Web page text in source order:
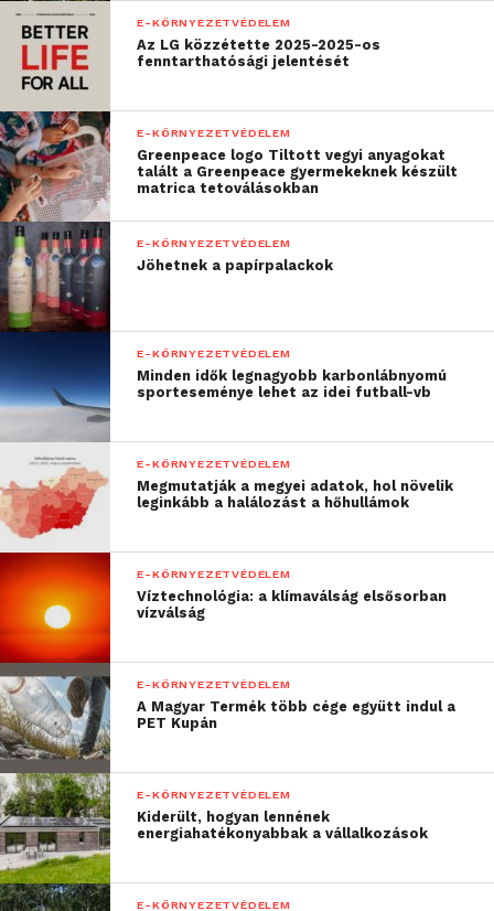
„Innovatív képességeink
lehetővé teszik
számunkra, hogy új és
még fenntarthatóbb
megoldások felé
nyissunk. Ez mindenre
kiterjed, az anyagaink
eredetétől és
beszerzésétől a
gumiabroncsok
újrafelhasználásáig és
újrahasznosításáig.”
A Continental szabványos személygépkocsi-
abroncsaiban már ma is nagyjából 15-20 százalékban
megújuló vagy újrahasznosított anyagokat
használnak. A fenntartható anyagok arányának
további növelése, illetve az értékes erőforrások
megőrzése érdekében a Continental folyamatosan
elemzi és felülvizsgálja az abroncsgyártásban
használt valamennyi nyersanyagot.
E-KÖRNYEZETVÉDELEM
Az LG közzétette 2025-2025-os
fenntarthatósági jelentését
E-KÖRNYEZETVÉDELEM
Greenpeace logo Tiltott vegyi anyagokat
talált a Greenpeace gyermekeknek készült
matrica tetoválásokban
E-KÖRNYEZETVÉDELEM
Jöhetnek a papírpalackok
E-KÖRNYEZETVÉDELEM
Minden idők legnagyobb karbonlábnyomú
sporteseménye lehet az idei futball-vb
E-KÖRNYEZETVÉDELEM
Megmutatják a megyei adatok, hol növelik
leginkább a halálozást a hőhullámok
E-KÖRNYEZETVÉDELEM
Víztechnológia: a klímaválság elsősorban
vízválság
E-KÖRNYEZETVÉDELEM
A Magyar Termék több cége együtt indul a
PET Kupán
E-KÖRNYEZETVÉDELEM
Kiderült, hogyan lennének
energiahatékonyabbak a vállalkozások
E-KÖRNYEZETVÉDELEM